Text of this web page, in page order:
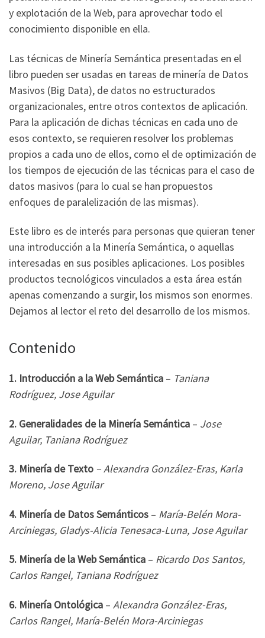
y explotación de la Web, para aprovechar todo el
conocimiento disponible en ella.
Las técnicas de Minería Semántica presentadas en el
libro pueden ser usadas en tareas de minería de Datos
Masivos (Big Data), de datos no estructurados
organizacionales, entre otros contextos de aplicación.
Para la aplicación de dichas técnicas en cada uno de
esos contexto, se requieren resolver los problemas
propios a cada uno de ellos, como el de optimización de
los tiempos de ejecución de las técnicas para el caso de
datos masivos (para lo cual se han propuestos
enfoques de paralelización de las mismas).
Este libro es de interés para personas que quieran tener
una introducción a la Minería Semántica, o aquellas
interesadas en sus posibles aplicaciones. Los posibles
productos tecnológicos vinculados a esta área están
apenas comenzando a surgir, los mismos son enormes.
Dejamos al lector el reto del desarrollo de los mismos.
Contenido
1. Introducción a la Web Semántica – Taniana
Rodríguez, Jose Aguilar
2. Generalidades de la Minería Semántica – Jose
Aguilar, Taniana Rodríguez
3. Minería de Texto – Alexandra González-Eras, Karla
Moreno, Jose Aguilar
4. Minería de Datos Semánticos – María-Belén Mora-
Arciniegas, Gladys-Alicia Tenesaca-Luna, Jose Aguilar
5. Minería de la Web Semántica – Ricardo Dos Santos,
Carlos Rangel, Taniana Rodríguez
6. Minería Ontológica – Alexandra González-Eras,
Carlos Rangel, María-Belén Mora-Arciniegas